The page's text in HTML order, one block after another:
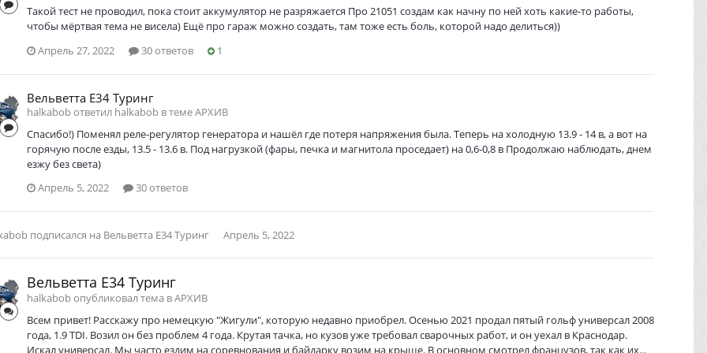
Такой тест не проводил, пока стоит аккумулятор не разряжается Про 21051 создам как начну по ней хоть какие-то работы,
чтобы мёртвая тема не висела) Ещё про гараж можно создать, там тоже есть боль, которой надо делиться))
Апрель 27, 2022
30 ответов 1
Вельветта Е34 Туринг
halkabob ответил halkabob в темеАРХИВ
Спасибо!) Поменял реле-регулятор генератора и нашёл где потеря напряжения была. Теперь на холодную 13.9 - 14 в, а вот на
горячую после езды, 13.5 - 13.6 в. Под нагрузкой (фары, печка и магнитола проседает) на 0,6-0,8 в Продолжаю наблюдать, днем
езжу без света)
Апрель 5, 2022
30 ответов
подписался на Вельветта Е34 Туринг Апрель 5, 2022
Вельветта Е34 Туринг
halkabob опубликовал тема вАРХИВ
Всем привет! Расскажу про немецкую "Жигули", которую недавно приобрел. Осенью 2021 продал пятый гольф универсал 2008
года, 1.9 TDI. Возил он без проблем 4 года. Крутая тачка, но кузов уже требовал сварочных работ, и он уехал в Краснодар.
Искал универсал. Мы часто ездим на соревнования и байдарку возим на крыше. В основном смотрел французов, так как их...